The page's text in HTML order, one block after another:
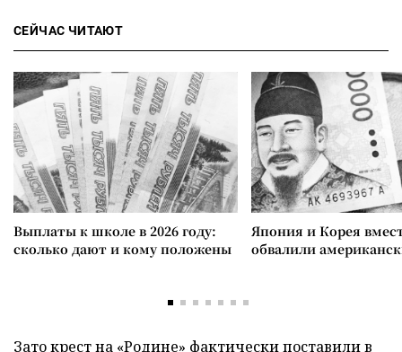
СЕЙЧАС ЧИТАЮТ
Выплаты к школе в 2026 году:
сколько дают и кому положены
Япония и Корея
обвалили
Зато крест на «Родине» фактически поставили в